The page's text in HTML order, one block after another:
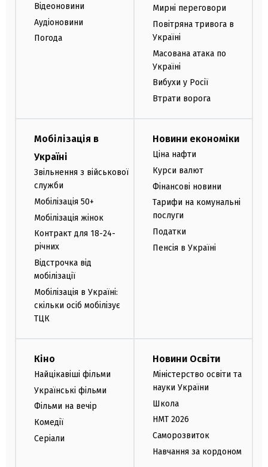
Відеоновини
Аудіоновини
Погода
Мирні переговори
Повітряна тривога в
Україні
Масована атака по
Україні
Вибухи у Росії
Втрати ворога
Мобілізація в
Україні
Звільнення з військової
служби
Мобілізація 50+
Мобілізація жінок
Контракт для 18-24-
річних
Відстрочка від
мобілізації
Мобілізація в Україні:
скільки осіб мобілізує
ТЦК
Новини економіки
Ціна нафти
Курси валют
Фінансові новини
Тарифи на комунальні
послуги
Податки
Пенсія в Україні
Кіно
Найцікавіші фільми
Українські фільми
Фільми на вечір
Комедії
Серіали
Новини Освіти
Міністерство освіти та
науки України
Школа
НМТ 2026
Саморозвиток
Навчання за кордоном